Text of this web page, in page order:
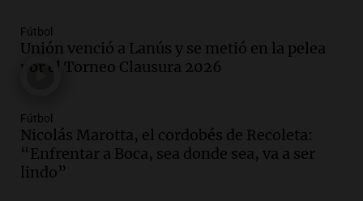
Audio.Luis Herrera
Audio.Los empleados públicos en
Córdoba ganan más del doble que los
privados, según un estudio
Fútbol
Unión venció a Lanús y se metió en la pelea
por el Torneo Clausura 2026
Fútbol
Nicolás Marotta, el cordobés de Recoleta:
“Enfrentar a Boca, sea donde sea, va a ser
lindo”